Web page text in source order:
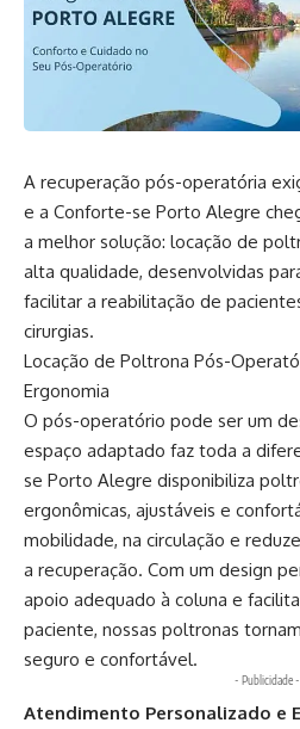
A recuperação pós-operatória
e a Conforte-se Porto Alegre
a melhor solução: locação de
alta qualidade, desenvolvidas
facilitar a reabilitação de
cirurgias.
Locação de Poltrona Pós-
Ergonomia
O pós-operatório pode ser um
espaço adaptado faz toda a
se Porto Alegre disponibiliza
ergonômicas, ajustáveis e
mobilidade, na circulação e
a recuperação. Com um design
apoio adequado à coluna e
paciente, nossas poltronas
seguro e confortável.
- Publicidade -
Atendimento Personalizado e